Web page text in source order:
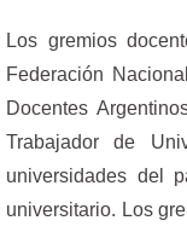
Los gremios
Federación
Docentes
Trabajador de
universidades del
universitario. Los